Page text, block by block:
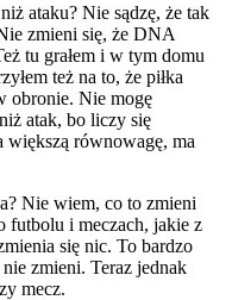
ataku? Nie sądzę, że tak
zmieni się, że DNA
tu grałem i w tym domu
też na to, że piłka
obronie. Nie mogę
atak, bo liczy się
równowagę, ma
Nie wiem, co to zmieni
futbolu i meczach, jakie z
się nic. To bardzo
zmieni. Teraz jednak
mecz.